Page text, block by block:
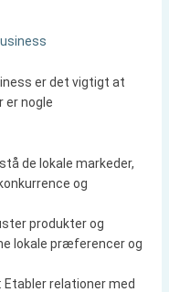
er det vigtigt at
er nogle
de lokale markeder,
og
produkter og
lokale præferencer og
: Etabler relationer med